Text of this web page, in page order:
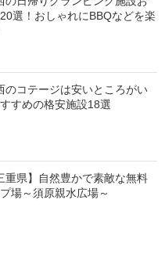
選！おしゃれにBBQなどを楽
のコテージは安いところがい
すめの格安施設18選
重県】自然豊かで素敵な無料
場～須原親水広場～